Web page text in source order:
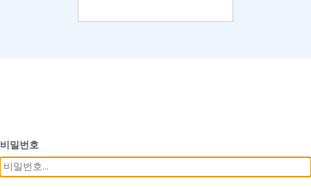
비밀번호